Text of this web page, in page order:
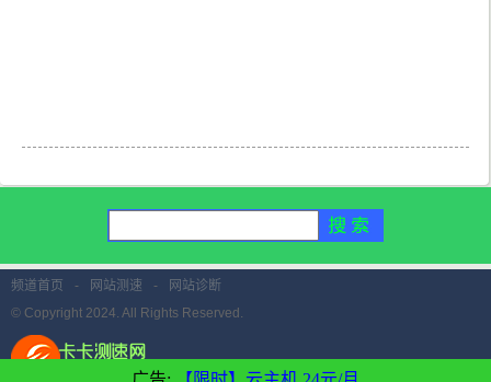
频道首页 - 网站测速 -
网站诊断
© Copyright 2024. All Rights Reserved.